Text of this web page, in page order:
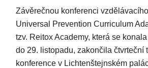
Závěrečnou konferenci
Universal Prevention Curriculum
tzv. Reitox Academy, která se
do 29. listopadu, zakončila čtvrteční
konference v Lichtenštejnském